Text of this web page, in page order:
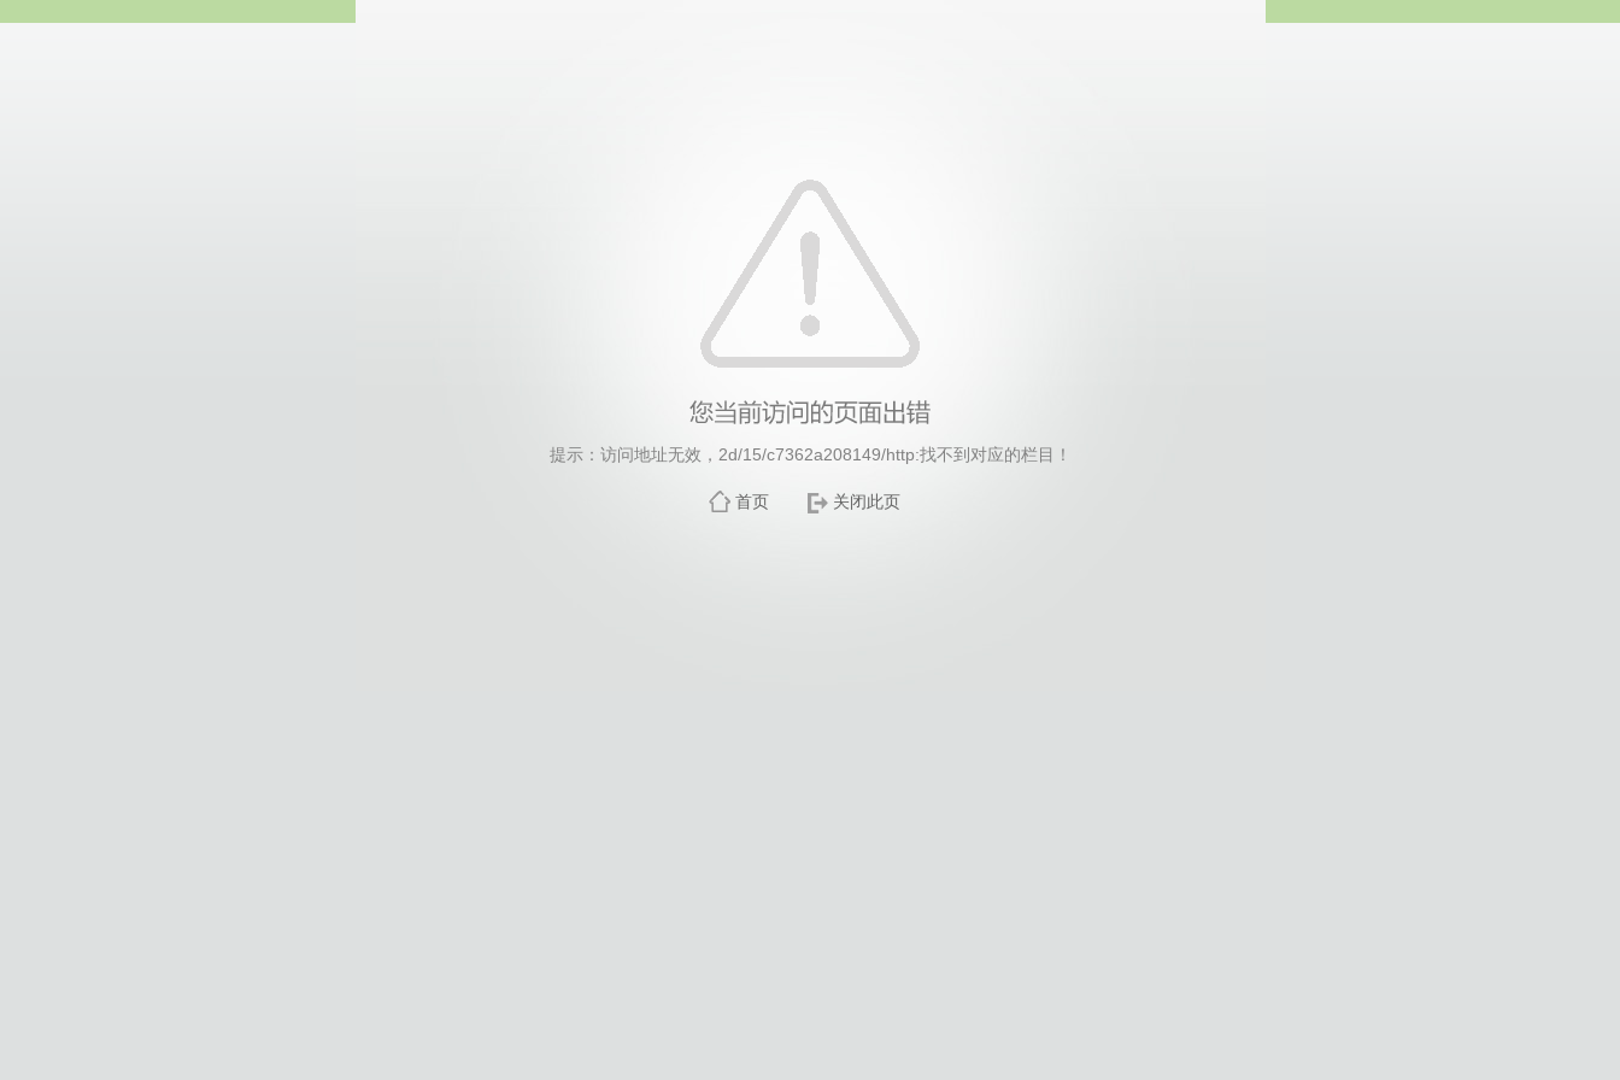
提示：访问地址无效，2d/15/c7362a208149/http:找不到对应的栏目！
首页 关闭此页